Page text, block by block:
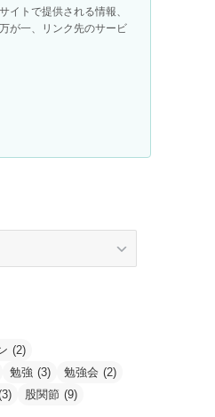
トで提供される情報、
が一、リンク先のサービ
(2)
勉強 (3) 勉強会 (2)
股関節 (9)